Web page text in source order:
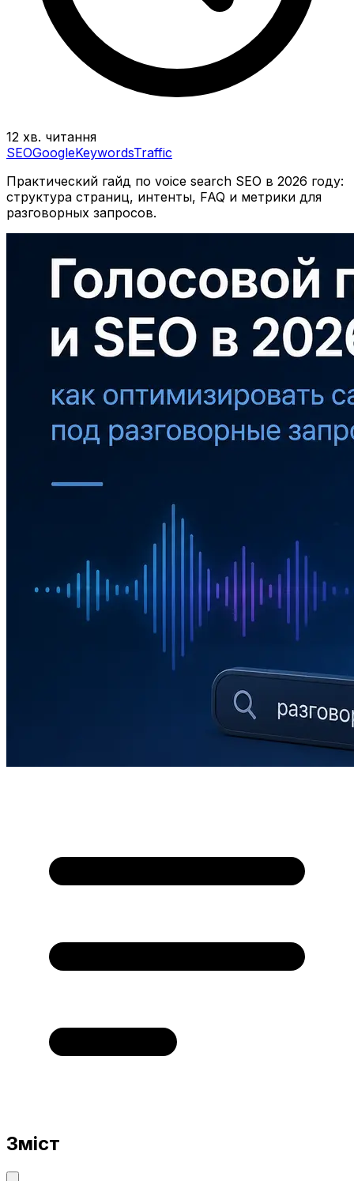
12 хв. читання
SEOGoogleKeywordsTraffic
Практический гайд по voice search SEO в 2026 году:
структура страниц, интенты, FAQ и метрики для
разговорных запросов.
Зміст